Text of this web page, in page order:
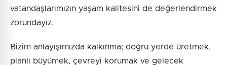
vatandaşlarımızın yaşam kalitesini de değerlendirmek
zorundayız.
Bizim anlayışımızda kalkınma; doğru yerde üretmek,
planlı büyümek, çevreyi korumak ve gelecek